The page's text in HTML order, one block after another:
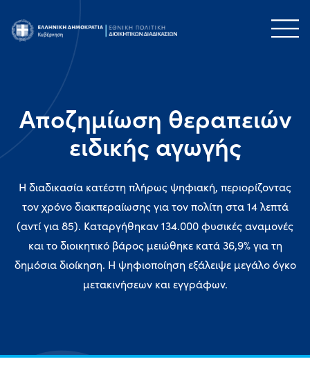
Αποζημίωση θεραπειών
ειδικής αγωγής
Η διαδικασία κατέστη πλήρως ψηφιακή, περιορίζοντας
τον χρόνο διακπεραίωσης για τον πολίτη στα 14 λεπτά
(αντί για 85). Καταργήθηκαν 134.000 φυσικές αναμονές
και το διοικητικό βάρος μειώθηκε κατά 36,9% για τη
δημόσια διοίκηση. Η ψηφιοποίηση εξάλειψε μεγάλο όγκο
μετακινήσεων και εγγράφων.